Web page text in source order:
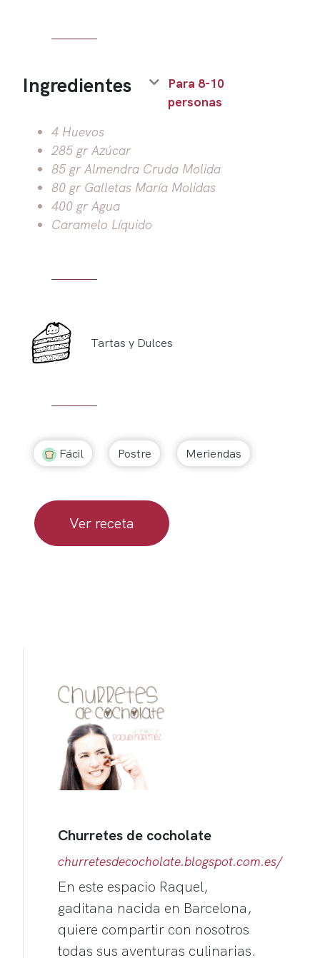
Ingredientes
Para 8-10
personas
4 Huevos
285 gr Azúcar
85 gr Almendra Cruda Molida
80 gr Galletas María Molidas
400 gr Agua
Caramelo Líquido
Tartas y Dulces
Fácil Postre Meriendas
Ver receta
Churretes de cocholate
churretesdecocholate.blogspot.com.es/
En este espacio Raquel,
gaditana nacida en Barcelona,
quiere compartir con nosotros
todas sus aventuras culinarias.